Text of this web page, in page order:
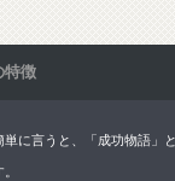
特徴
に言うと、「成功物語」